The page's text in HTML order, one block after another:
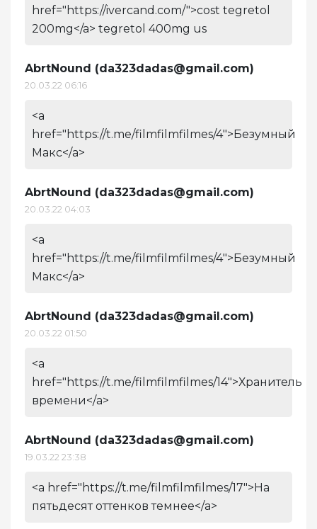
href="https://ivercand.com/">cost tegretol
200mg</a> tegretol 400mg us
AbrtNound (da323dadas@gmail.com)
20.03.22 06:16
<a
href="https://t.me/filmfilmfilmes/4">Безумный
Макс</a>
AbrtNound (da323dadas@gmail.com)
20.03.22 04:03
<a
href="https://t.me/filmfilmfilmes/4">Безумный
Макс</a>
AbrtNound (da323dadas@gmail.com)
20.03.22 01:50
<a
href="https://t.me/filmfilmfilmes/14">Хранитель
времени</a>
AbrtNound (da323dadas@gmail.com)
19.03.22 23:38
<a href="https://t.me/filmfilmfilmes/17">На
пятьдесят оттенков темнее</a>